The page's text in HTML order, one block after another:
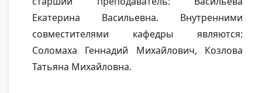
Екатерина Васильевна. Внутренними
совместителями кафедры являются:
Соломаха Геннадий Михайлович, Козлова
Татьяна Михайловна.